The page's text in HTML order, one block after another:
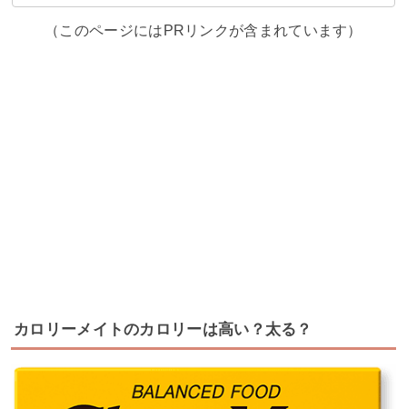
（このページにはPRリンクが含まれています）
カロリーメイトのカロリーは高い？太る？